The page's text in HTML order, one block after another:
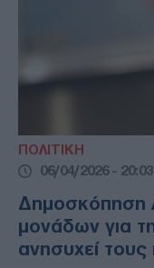
ΠΟΛΙΤΙΚΗ
06/04/2026 - 20:03
Δημοσκόπηση
μονάδων για
ανησυχεί τους